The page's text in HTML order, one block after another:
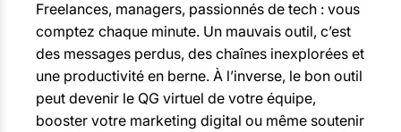
Freelances, managers, passionnés de tech : vous
comptez chaque minute. Un mauvais outil, c’est
des messages perdus, des chaînes inexplorées et
une productivité en berne. À l’inverse, le bon outil
peut devenir le QG virtuel de votre équipe,
booster votre marketing digital ou même soutenir